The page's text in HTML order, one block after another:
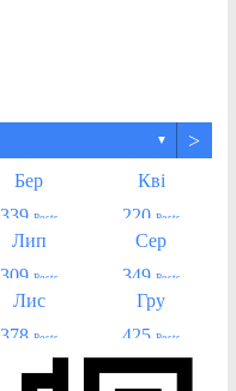
▼ >
Бер
339 Posts
Кві
220 Posts
Лип
309 Posts
Сер
349 Posts
Лис
378 Posts
Гру
425 Posts